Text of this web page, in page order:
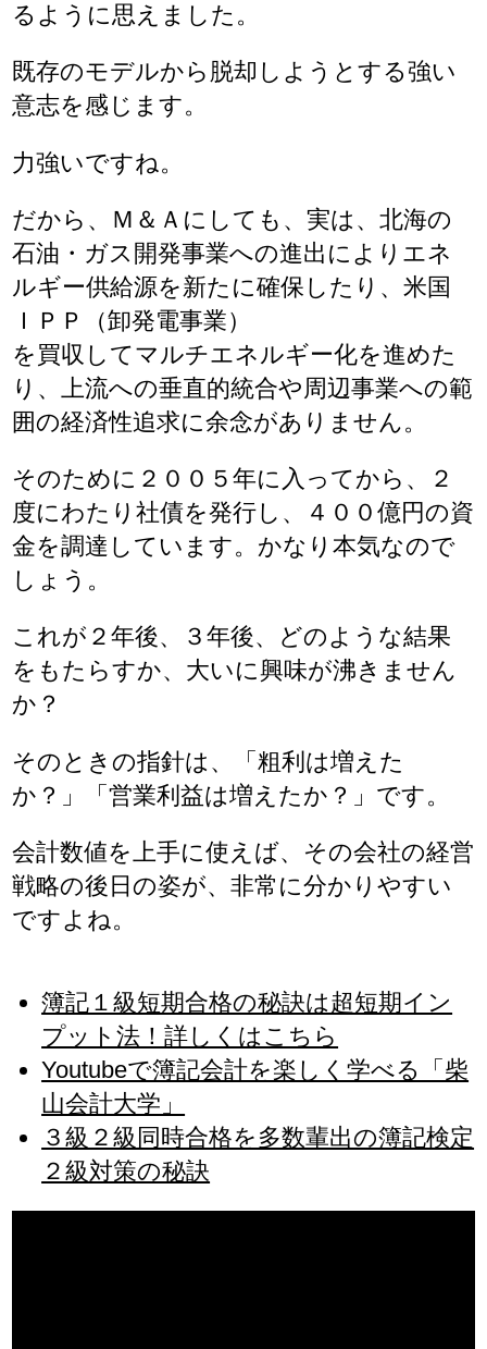
るように思えました。
既存のモデルから脱却しようとする強い
意志を感じます。
力強いですね。
だから、Ｍ＆Ａにしても、実は、北海の
石油・ガス開発事業への進出によりエネ
ルギー供給源を新たに確保したり、米国
ＩＰＰ（卸発電事業）
を買収してマルチエネルギー化を進めた
り、上流への垂直的統合や周辺事業への範
囲の経済性追求に余念がありません。
そのために２００５年に入ってから、２
度にわたり社債を発行し、４００億円の資
金を調達しています。かなり本気なので
しょう。
これが２年後、３年後、どのような結果
をもたらすか、大いに興味が沸きません
か？
そのときの指針は、「粗利は増えた
か？」「営業利益は増えたか？」です。
会計数値を上手に使えば、その会社の経営
戦略の後日の姿が、非常に分かりやすい
ですよね。
簿記１級短期合格の秘訣は超短期イン
プット法！詳しくはこちら
Youtubeで簿記会計を楽しく学べる「柴
山会計大学」
３級２級同時合格を多数輩出の簿記検定
２級対策の秘訣